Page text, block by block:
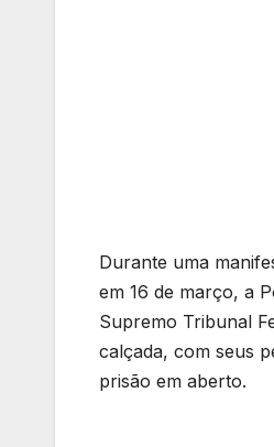
Durante uma
em 16 de março, a
Supremo Tribunal
calçada, com seus
prisão em aberto.